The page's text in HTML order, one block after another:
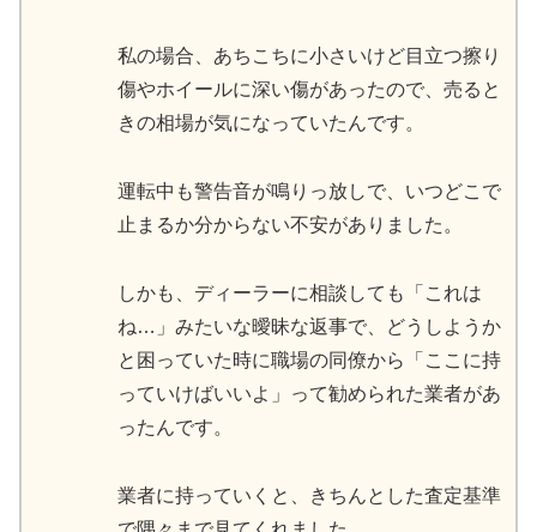
私の場合、あちこちに小さいけど目立つ擦り
傷やホイールに深い傷があったので、売ると
きの相場が気になっていたんです。
運転中も警告音が鳴りっ放しで、いつどこで
止まるか分からない不安がありました。
しかも、ディーラーに相談しても「これは
ね…」みたいな曖昧な返事で、どうしようか
と困っていた時に職場の同僚から「ここに持
っていけばいいよ」って勧められた業者があ
ったんです。
業者に持っていくと、きちんとした査定基準